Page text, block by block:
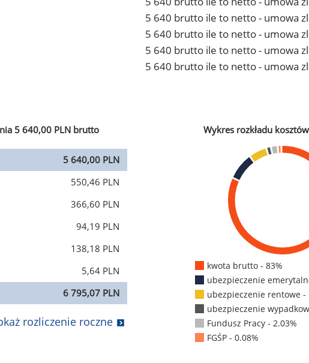
5 640 brutto ile to netto - umowa
5 640 brutto ile to netto - umowa
5 640 brutto ile to netto - umowa
5 640 brutto ile to netto - umowa
5 640,00 PLN brutto
5 640,00 PLN
550,46 PLN
366,60 PLN
94,19 PLN
138,18 PLN
5,64 PLN
6 795,07 PLN
rozliczenie roczne
Wykres rozkładu
kwota brutto - 83%
ubezpieczenie
ubezpieczenie rentowe -
ubezpieczenie
Fundusz Pracy - 2.03%
FGŚP - 0.08%